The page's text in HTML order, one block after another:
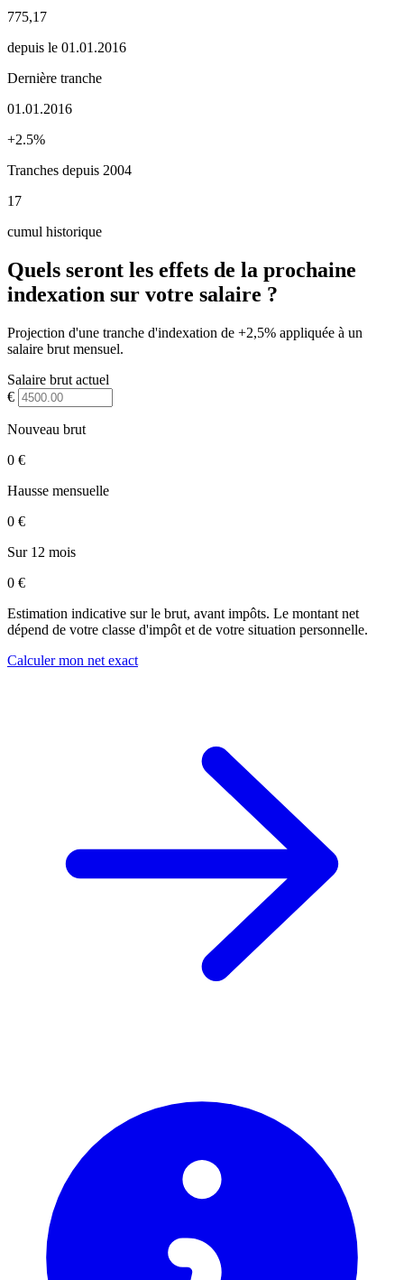
775,17
depuis le 01.01.2016
Dernière tranche
01.01.2016
+2.5%
Tranches depuis 2004
17
cumul historique
Quels seront les effets de la prochaine
indexation sur votre salaire ?
Projection d'une tranche d'indexation de +2,5% appliquée à un
salaire brut mensuel.
Salaire brut actuel
€
Nouveau brut
0 €
Hausse mensuelle
0 €
Sur 12 mois
0 €
Estimation indicative sur le brut, avant impôts. Le montant net
dépend de votre classe d'impôt et de votre situation personnelle.
Calculer mon net exact